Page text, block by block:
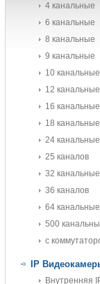
4 канальные
6 канальные
8 канальные
9 канальные
10 канальные
12 канальные
16 канальные
18 канальные
24 канальные
25 каналов
32 канальные
36 каналов
64 канальные
500
с
IP
Внутренняя